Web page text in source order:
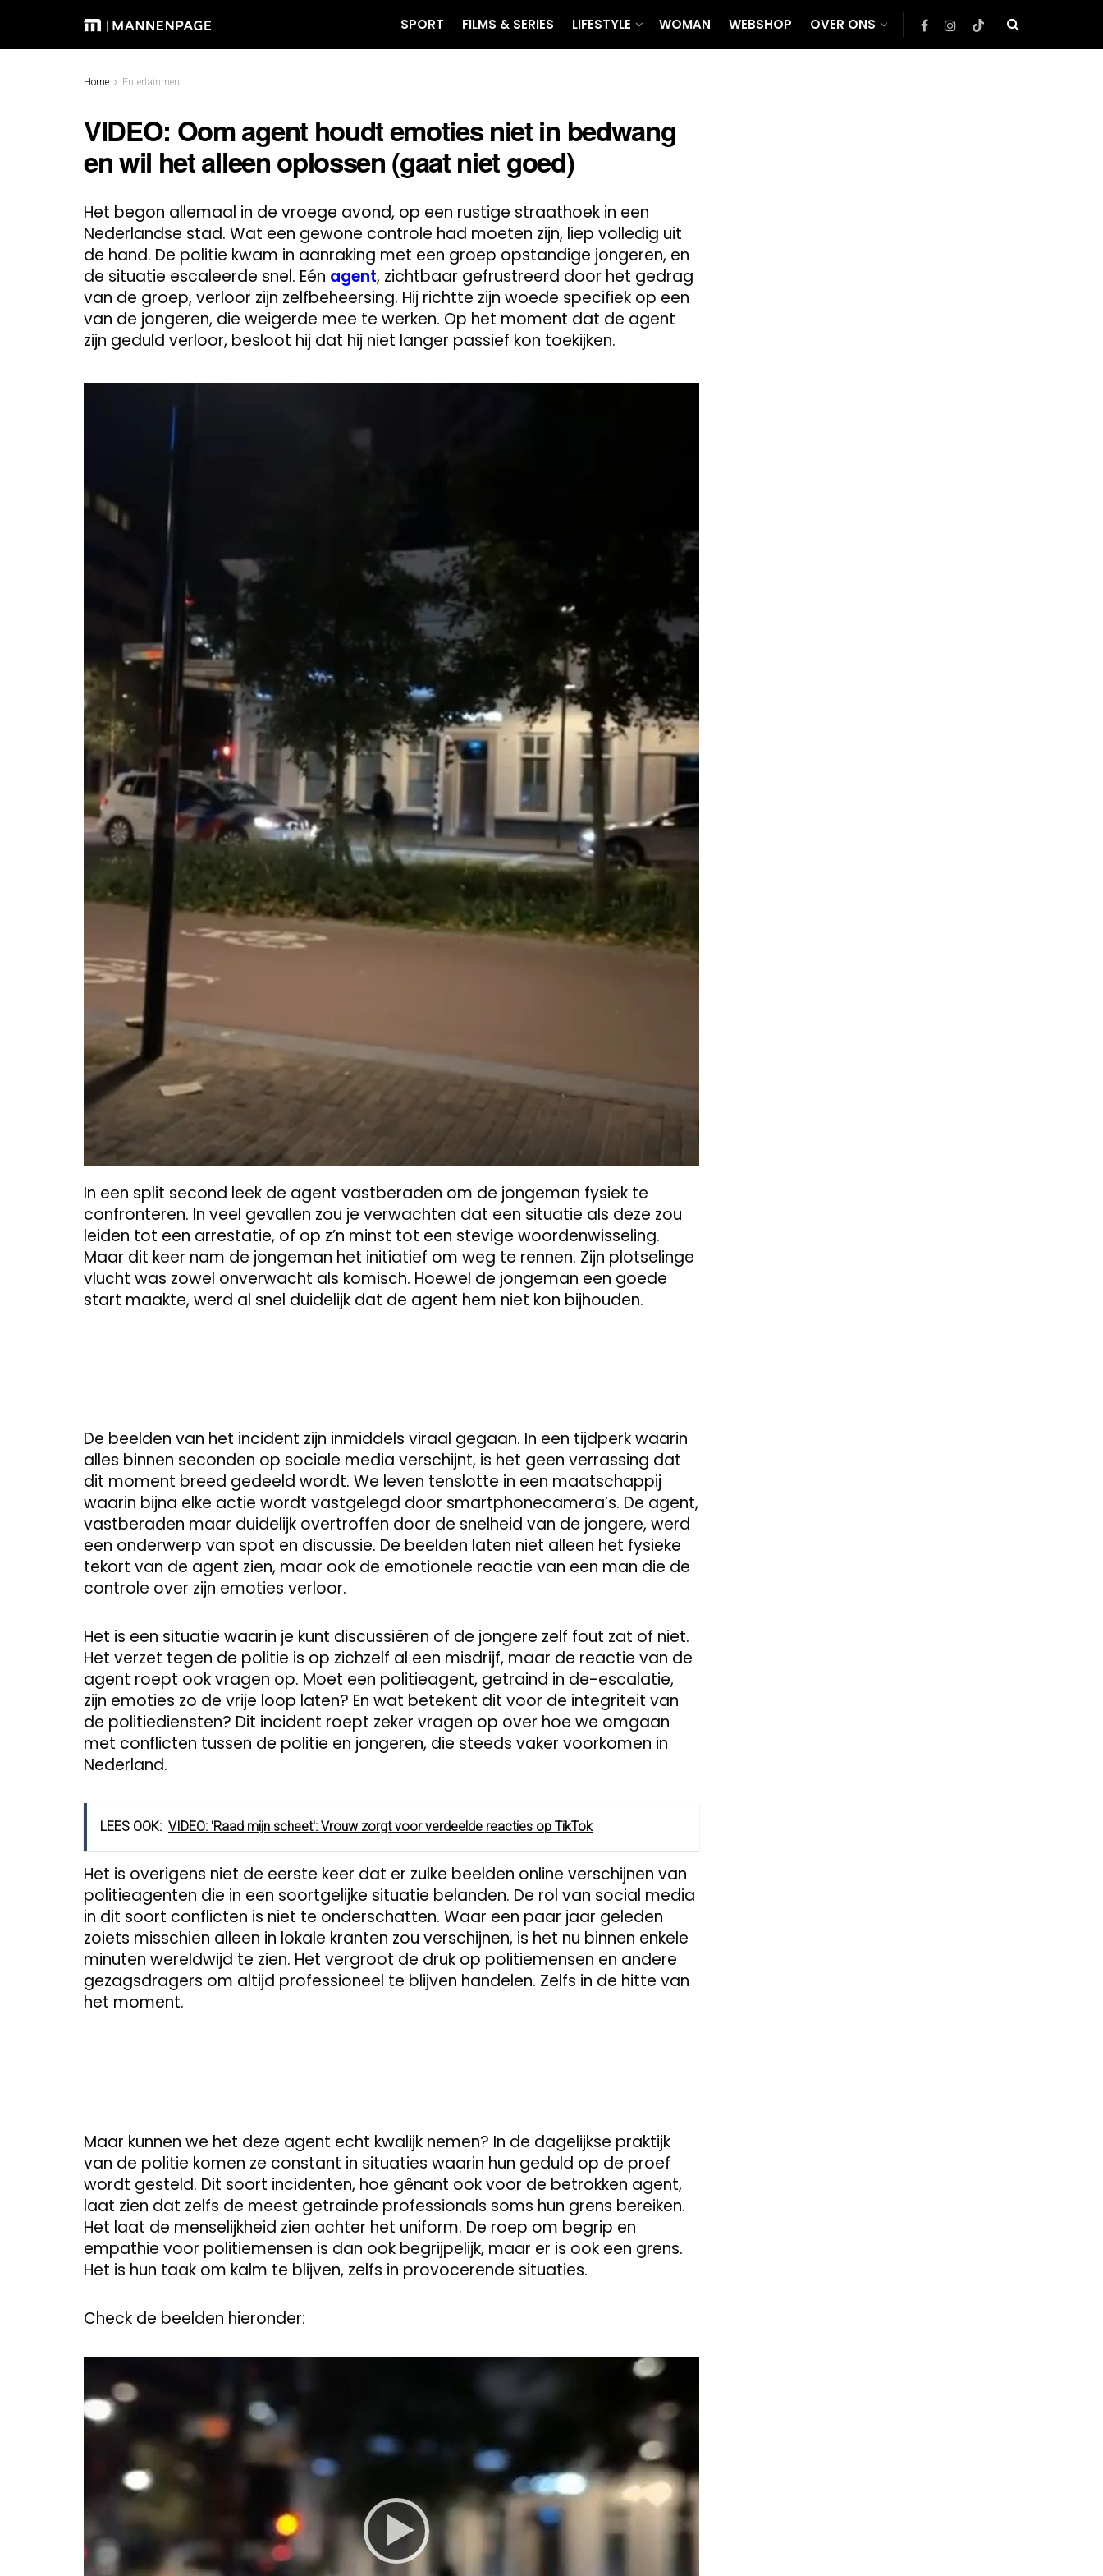
SPORT FILMS & SERIES LIFESTYLE WOMAN WEBSHOP OVER ONS
Home Entertainment
VIDEO: Oom agent houdt emoties niet in bedwang
en wil het alleen oplossen (gaat niet goed)
Het begon allemaal in de vroege avond, op een rustige straathoek in een
Nederlandse stad. Wat een gewone controle had moeten zijn, liep volledig uit
de hand. De politie kwam in aanraking met een groep opstandige jongeren, en
de situatie escaleerde snel. Eén agent, zichtbaar gefrustreerd door het gedrag
van de groep, verloor zijn zelfbeheersing. Hij richtte zijn woede specifiek op een
van de jongeren, die weigerde mee te werken. Op het moment dat de agent
zijn geduld verloor, besloot hij dat hij niet langer passief kon toekijken.
In een split second leek de agent vastberaden om de jongeman fysiek te
confronteren. In veel gevallen zou je verwachten dat een situatie als deze zou
leiden tot een arrestatie, of op z’n minst tot een stevige woordenwisseling.
Maar dit keer nam de jongeman het initiatief om weg te rennen. Zijn plotselinge
vlucht was zowel onverwacht als komisch. Hoewel de jongeman een goede
start maakte, werd al snel duidelijk dat de agent hem niet kon bijhouden.
De beelden van het incident zijn inmiddels viraal gegaan. In een tijdperk waarin
alles binnen seconden op sociale media verschijnt, is het geen verrassing dat
dit moment breed gedeeld wordt. We leven tenslotte in een maatschappij
waarin bijna elke actie wordt vastgelegd door smartphonecamera’s. De agent,
vastberaden maar duidelijk overtroffen door de snelheid van de jongere, werd
een onderwerp van spot en discussie. De beelden laten niet alleen het fysieke
tekort van de agent zien, maar ook de emotionele reactie van een man die de
controle over zijn emoties verloor.
Het is een situatie waarin je kunt discussiëren of de jongere zelf fout zat of niet.
Het verzet tegen de politie is op zichzelf al een misdrijf, maar de reactie van de
agent roept ook vragen op. Moet een politieagent, getraind in de-escalatie,
zijn emoties zo de vrije loop laten? En wat betekent dit voor de integriteit van
de politiediensten? Dit incident roept zeker vragen op over hoe we omgaan
met conflicten tussen de politie en jongeren, die steeds vaker voorkomen in
Nederland.
LEES OOK: VIDEO: 'Raad mijn scheet': Vrouw zorgt voor verdeelde reacties op TikTok
Het is overigens niet de eerste keer dat er zulke beelden online verschijnen van
politieagenten die in een soortgelijke situatie belanden. De rol van social media
in dit soort conflicten is niet te onderschatten. Waar een paar jaar geleden
zoiets misschien alleen in lokale kranten zou verschijnen, is het nu binnen enkele
minuten wereldwijd te zien. Het vergroot de druk op politiemensen en andere
gezagsdragers om altijd professioneel te blijven handelen. Zelfs in de hitte van
het moment.
Maar kunnen we het deze agent echt kwalijk nemen? In de dagelijkse praktijk
van de politie komen ze constant in situaties waarin hun geduld op de proef
wordt gesteld. Dit soort incidenten, hoe gênant ook voor de betrokken agent,
laat zien dat zelfs de meest getrainde professionals soms hun grens bereiken.
Het laat de menselijkheid zien achter het uniform. De roep om begrip en
empathie voor politiemensen is dan ook begrijpelijk, maar er is ook een grens.
Het is hun taak om kalm te blijven, zelfs in provocerende situaties.
Check de beelden hieronder:
Player